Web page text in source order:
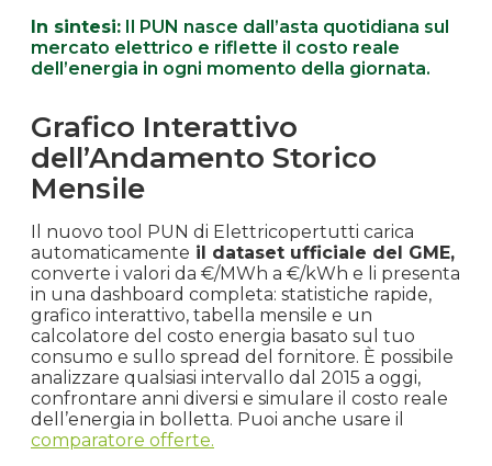
In sintesi: Il PUN nasce dall’asta quotidiana sul
mercato elettrico e riflette il costo reale
dell’energia in ogni momento della giornata.
Grafico Interattivo
dell’Andamento Storico
Mensile
Il nuovo tool PUN di Elettricopertutti carica
automaticamente il dataset ufficiale del GME,
converte i valori da €/MWh a €/kWh e li presenta
in una dashboard completa: statistiche rapide,
grafico interattivo, tabella mensile e un
calcolatore del costo energia basato sul tuo
consumo e sullo spread del fornitore. È possibile
analizzare qualsiasi intervallo dal 2015 a oggi,
confrontare anni diversi e simulare il costo reale
dell’energia in bolletta. Puoi anche usare il
comparatore offerte.